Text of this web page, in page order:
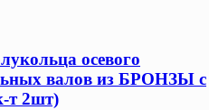
осевого
валов из БРОНЗЫ с
т 2шт)